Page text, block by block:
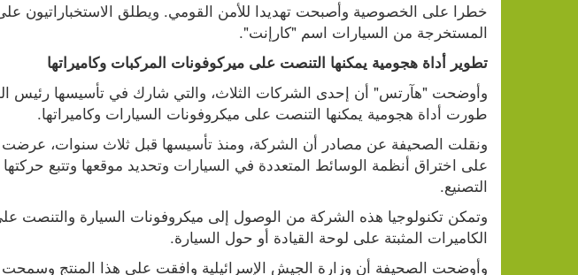
المستخرجة من السيارات اسم "كارإنت".
تطوير أداة هجومية يمكنها التنصت على ميركوفونات المركبات وكاميراتها
طورت أداة هجومية يمكنها التنصت على ميكروفونات السيارات وكاميراتها.
التصنيع.
الكاميرات المثبتة على لوحة القيادة أو حول السيارة.